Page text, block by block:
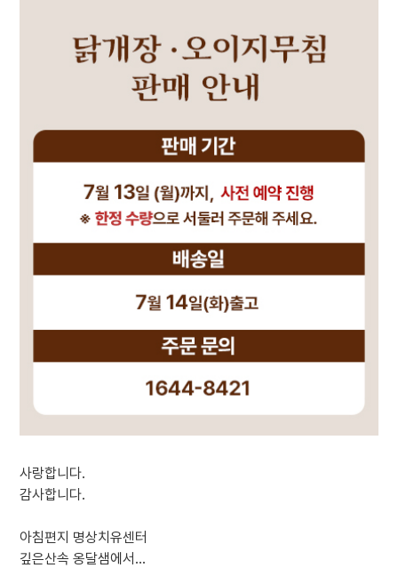
사랑합니다.
감사합니다.
아침편지 명상치유센터
깊은산속 옹달샘에서...